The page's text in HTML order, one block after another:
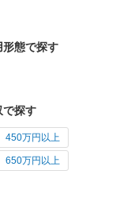
形態で探す
で探す
450万円以上
650万円以上